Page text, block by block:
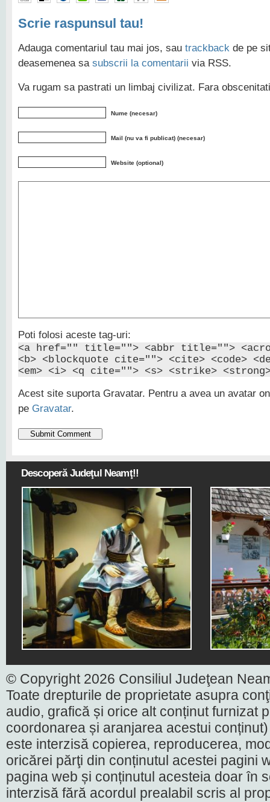
Scrie raspunsul tau!
Adauga comentariul tau mai jos, sau trackback de pe
deasemenea sa subscrii la comentarii via RSS.
Va rugam sa pastrati un limbaj civilizat. Fara
Nume (necesar)
Mail (nu va fi publicat) (necesar)
Website (optional)
Poti folosi aceste tag-uri:
<a href="" title=""> <abbr title="">
<b> <blockquote cite=""> <cite> <code>
<em> <i> <q cite=""> <s> <strike>
Acest site suporta Gravatar. Pentru a avea un avatar
pe Gravatar.
Descoperă Judeţul Neamţ!!
© Copyright 2026 Consiliul Judeţean
Toate drepturile de proprietate asupra
audio, grafică și orice alt conținut furnizat
coordonarea și aranjarea acestui
este interzisă copierea, reproducerea,
oricărei părţi din conținutul acestei pagini
pagina web și conținutul acesteia doar în
interzisă fără acordul prealabil scris al